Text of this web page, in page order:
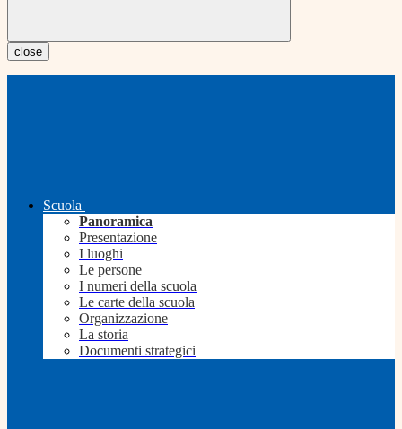
close
Scuola
Panoramica
Presentazione
I luoghi
Le persone
I numeri della scuola
Le carte della scuola
Organizzazione
La storia
Documenti strategici